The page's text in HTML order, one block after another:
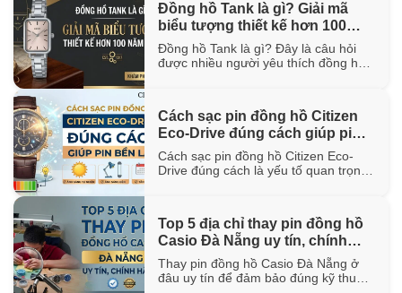
Đồng hồ Tank là gì? Giải mã
biểu tượng thiết kế hơn 100
năm tuổi
Đồng hồ Tank là gì? Đây là câu hỏi
được nhiều người yêu thích đồng hồ
Trong bài viết này, WatchStore sẽ
giúp bạn khám phá nguồn gốc ra đời,
đặc điểm [...]
Cách sạc pin đồng hồ Citizen
Eco-Drive đúng cách giúp pin
bền lâu
Cách sạc pin đồng hồ Citizen Eco-
Drive đúng cách là yếu tố quan trọng
WatchStore sẽ hướng dẫn chi tiết các
phương pháp sạc bằng ánh sáng mặt
trời, ánh [...]
Top 5 địa chỉ thay pin đồng hồ
Casio Đà Nẵng uy tín, chính
hãng
Thay pin đồng hồ Casio Đà Nẵng ở
đâu uy tín để đảm bảo đúng kỹ thuật